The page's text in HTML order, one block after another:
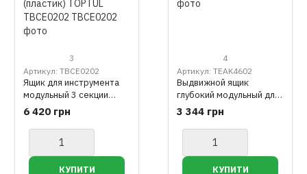
3
Артикул: TBCE0202
Ящик для инструмента
модульный 3 секции
456x372x250мм
(пластик) TOPTUL
TBCE0202
6 420 грн
4
Артикул: TEAK4602
Выдвижной ящик
глубокий модульный для
TBCE0202 TOPTUL
TEAK4602
3 344 грн